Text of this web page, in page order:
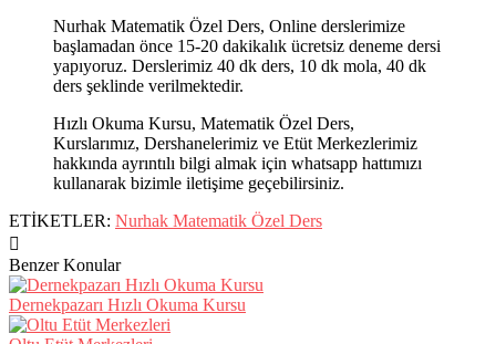
Nurhak Matematik Özel Ders, Online derslerimize
başlamadan önce 15-20 dakikalık ücretsiz deneme dersi
yapıyoruz. Derslerimiz 40 dk ders, 10 dk mola, 40 dk
ders şeklinde verilmektedir.
Hızlı Okuma Kursu, Matematik Özel Ders,
Kurslarımız, Dershanelerimiz ve Etüt Merkezlerimiz
hakkında ayrıntılı bilgi almak için whatsapp hattımızı
kullanarak bizimle iletişime geçebilirsiniz.
ETİKETLER: Nurhak Matematik Özel Ders
Benzer Konular
Dernekpazarı Hızlı Okuma Kursu